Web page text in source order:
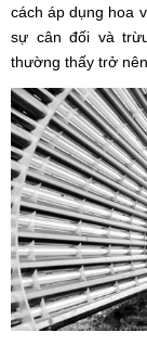
cách áp dụng hoa
sự cân đối và
thường thấy trở